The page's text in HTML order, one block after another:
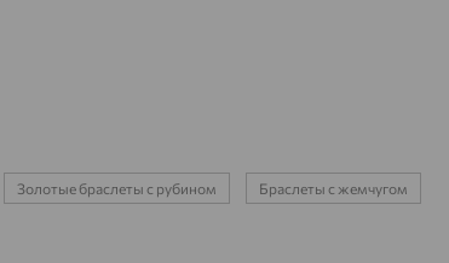
Золотые браслеты с рубином Браслеты с жемчугом
доставка